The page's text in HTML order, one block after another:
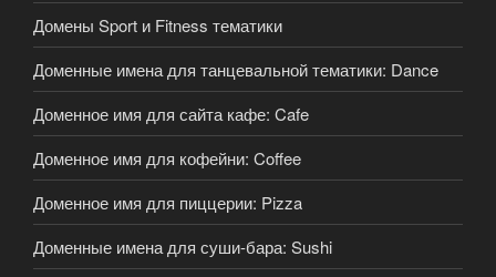
Домены Sport и Fitness тематики
Доменные имена для танцевальной тематики: Dance
Доменное имя для сайта кафе: Cafe
Доменное имя для кофейни: Coffee
Доменное имя для пиццерии: Pizza
Доменные имена для суши-бара: Sushi